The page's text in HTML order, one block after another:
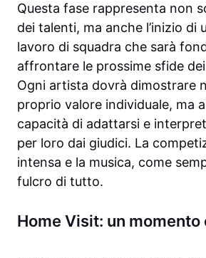
Questa fase rappresenta non
dei talenti, ma anche l’inizio di
lavoro di squadra che sarà
affrontare le prossime sfide
Ogni artista dovrà dimostrare
proprio valore individuale, ma
capacità di adattarsi e
per loro dai giudici. La
intensa e la musica, come
fulcro di tutto.
Home Visit: un